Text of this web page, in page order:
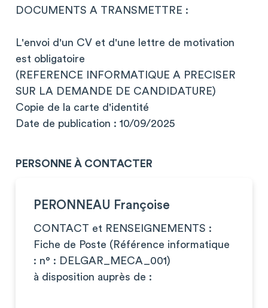
DOCUMENTS A TRANSMETTRE :
L'envoi d'un CV et d'une lettre de motivation
est obligatoire
(REFERENCE INFORMATIQUE A PRECISER
SUR LA DEMANDE DE CANDIDATURE)
Copie de la carte d'identité
Date de publication : 10/09/2025
PERSONNE À CONTACTER
PERONNEAU Françoise
CONTACT et RENSEIGNEMENTS :
Fiche de Poste (Référence informatique
: n° : DELGAR_MECA_001)
à disposition auprès de :